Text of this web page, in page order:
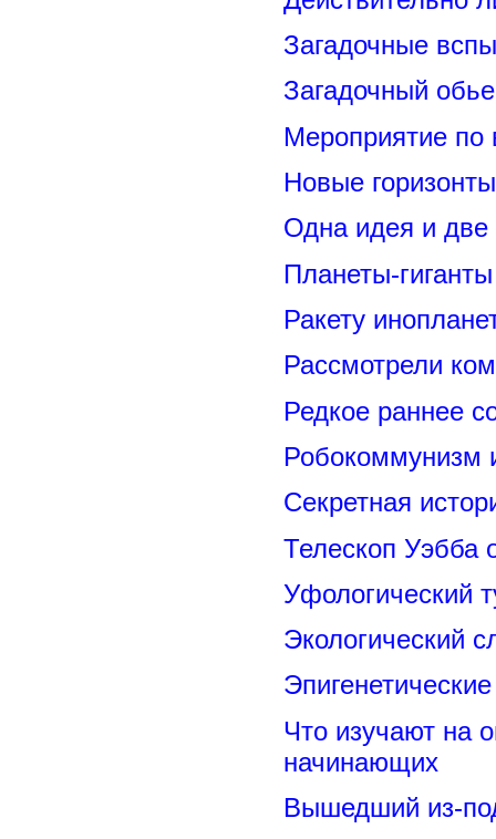
Загадочные
Загадочный
Мероприятие
Новые
Одна идея и две
Планеты-
Ракету
Рассмотрели
Редкое раннее
Секретная
Телескоп Уэбба
Уфологический
Экологический
Что изучают на
начинающих
Вышедший из-